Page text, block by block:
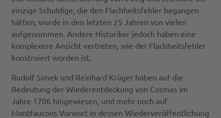
einzige Schuldige, die den Flachheitsfehler begangen
hätten, wurde in den letzten 25 Jahren von vielen
aufgenommen. Andere Historiker jedoch haben eine
komplexere Ansicht vertreten, wie der Flachheitsfehler
konstruiert worden ist.
Rudolf Simek und Reinhard Krüger haben auf die
Bedeutung der Wiederentdeckung von Cosmas im
Jahre 1706 hingewiesen, und mehr noch auf
Montfaucons Vorwort in dessen Wiederveröffentlichung